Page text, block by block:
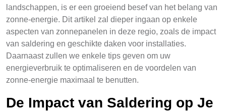
landschappen, is er een groeiend besef van het belang van
zonne-energie. Dit artikel zal dieper ingaan op enkele
aspecten van zonnepanelen in deze regio, zoals de impact
van saldering en geschikte daken voor installaties.
Daarnaast zullen we enkele tips geven om uw
energieverbruik te optimaliseren en de voordelen van
zonne-energie maximaal te benutten.
De Impact van Saldering op Je